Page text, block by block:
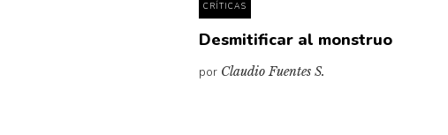
CRÍTICAS
Desmitificar al monstruo
por Claudio Fuentes S.